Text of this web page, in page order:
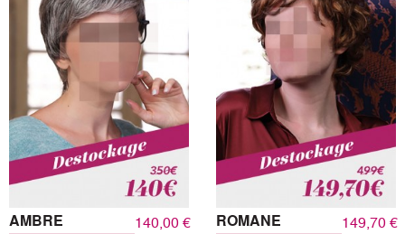
AMBRE 140,00 € ROMANE 149,70 €